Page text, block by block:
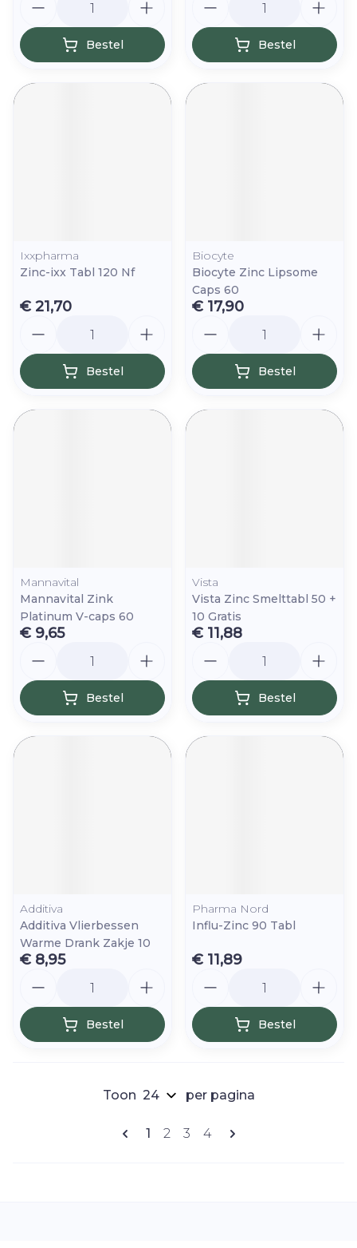
Bestel Bestel
Ixxpharma
Zinc-ixx Tabl 120 Nf
€ 21,70
Bestel
Biocyte
Biocyte Zinc Lipsome
Caps 60
€ 17,90
Bestel
Mannavital
Mannavital Zink
Platinum V-caps 60
€ 9,65
Bestel
Vista
Vista Zinc Smelttabl 50 +
10 Gratis
€ 11,88
Bestel
Additiva
Additiva Vlierbessen
Warme Drank Zakje 10
€ 8,95
Bestel
Pharma Nord
Influ-Zinc 90 Tabl
€ 11,89
Bestel
Pagina's
U lees momenteel pagina
1 Pagina
2 Pagina
3 Pagina
4
Toon per pagina